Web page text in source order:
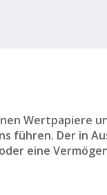
Wertpapiere
führen. Der in
eine